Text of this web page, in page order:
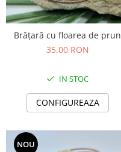
Brățară cu floarea de prun
35,00 RON
IN STOC
CONFIGUREAZA
NOU